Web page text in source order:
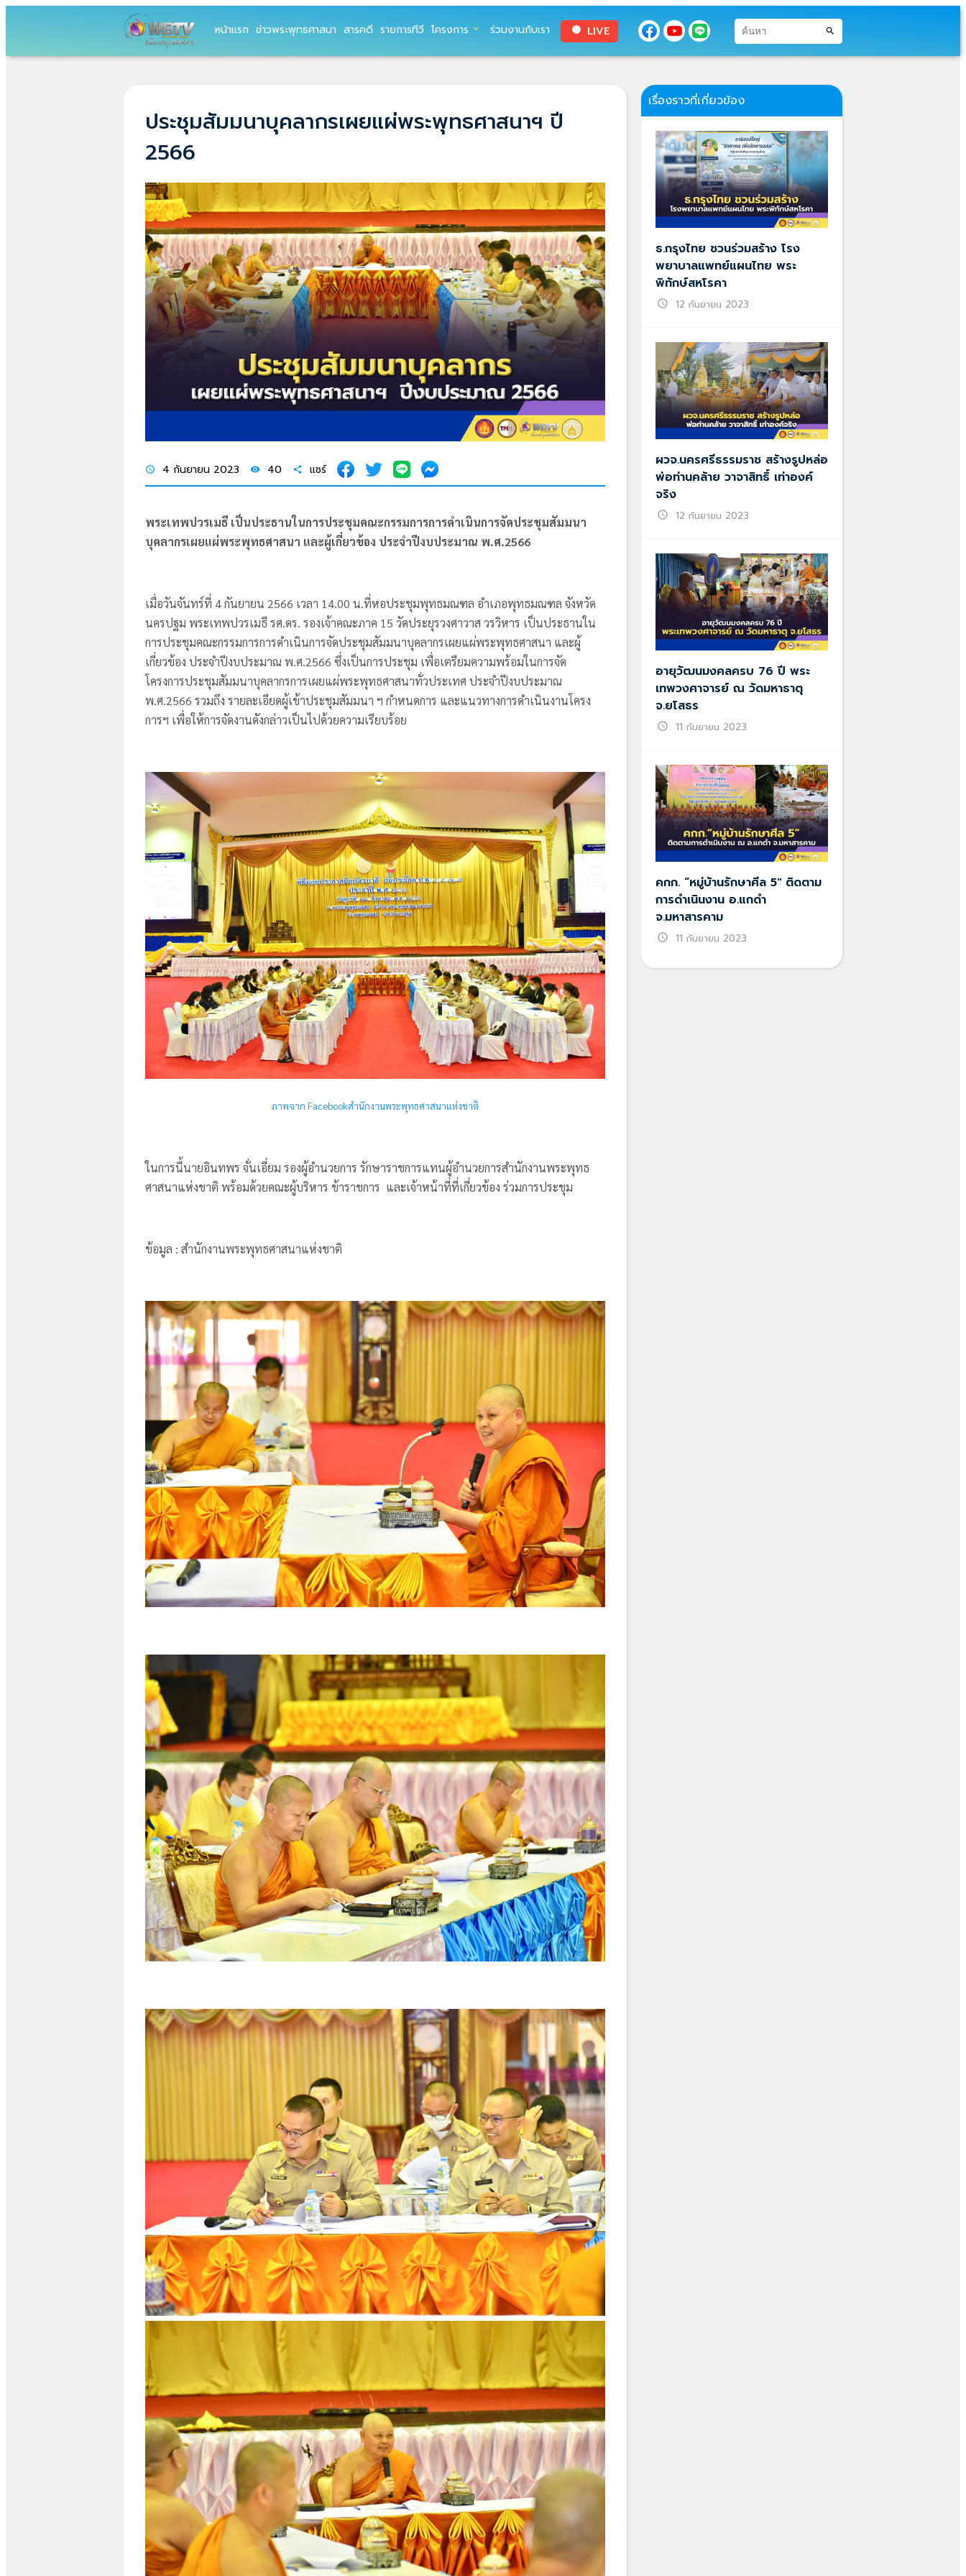
หน้าแรก ข่าวพระพุทธศาสนา สารคดี รายการทีวี โครงการ expand_more ร่วมงานกับเรา circle LIVE search
ประชุมสัมมนาบุคลากรเผยแผ่พระพุทธศาสนาฯ ปี
2566
schedule 4 กันยายน 2023 visibility 40 share แชร์
พระเทพปวรเมธี เป็นประธานในการประชุมคณะกรรมการการดำเนินการจัดประชุมสัมมนา
บุคลากรเผยแผ่พระพุทธศาสนา และผู้เกี่ยวข้อง ประจำปีงบประมาณ พ.ศ.2566
เมื่อวันจันทร์ที่ 4 กันยายน 2566 เวลา 14.00 น.ที่หอประชุมพุทธมณฑล อำเภอพุทธมณฑล จังหวัด
นครปฐม พระเทพปวรเมธี รศ.ดร. รองเจ้าคณะภาค 15 วัดประยุรวงศาวาส วรวิหาร เป็นประธานใน
การประชุมคณะกรรมการการดำเนินการจัดประชุมสัมมนาบุคลากรเผยแผ่พระพุทธศาสนา และผู้
เกี่ยวข้อง ประจำปีงบประมาณ พ.ศ.2566 ซึ่งเป็นการประชุม เพื่อเตรียมความพร้อมในการจัด
โครงการประชุมสัมมนาบุคลากรการเผยแผ่พระพุทธศาสนาทั่วประเทศ ประจำปีงบประมาณ
พ.ศ.2566 รวมถึง รายละเอียดผู้เข้าประชุมสัมมนา ฯ กำหนดการ และแนวทางการดำเนินงานโครง
การฯ เพื่อให้การจัดงานดังกล่าวเป็นไปด้วยความเรียบร้อย
ภาพจาก Facebookสำนักงานพระพุทธศาสนาแห่งชาติ
ในการนี้นายอินทพร จั่นเอี่ยม รองผู้อำนวยการ รักษาราชการแทนผู้อำนวยการสำนักงานพระพุทธ
ศาสนาแห่งชาติ พร้อมด้วยคณะผู้บริหาร ข้าราชการ และเจ้าหน้าที่ที่เกี่ยวข้อง ร่วมการประชุม
ข้อมูล : สำนักงานพระพุทธศาสนาแห่งชาติ
เรื่องราวที่เกี่ยวข้อง
ธ.กรุงไทย ชวนร่วมสร้าง โรง
พยาบาลแพทย์แผนไทย พระ
พิทักษ์สหโรคา
schedule 12 กันยายน 2023
ผวจ.นครศรีธรรมราช สร้างรูปหล่อ
พ่อท่านคล้าย วาจาสิทธิ์ เท่าองค์
จริง
schedule 12 กันยายน 2023
อายุวัฒนมงคลครบ 76 ปี พระ
เทพวงศาจารย์ ณ วัดมหาธาตุ
จ.ยโสธร
schedule 11 กันยายน 2023
คกก. “หมู่บ้านรักษาศีล 5″ ติดตาม
การดำเนินงาน อ.แกดำ
จ.มหาสารคาม
schedule 11 กันยายน 2023